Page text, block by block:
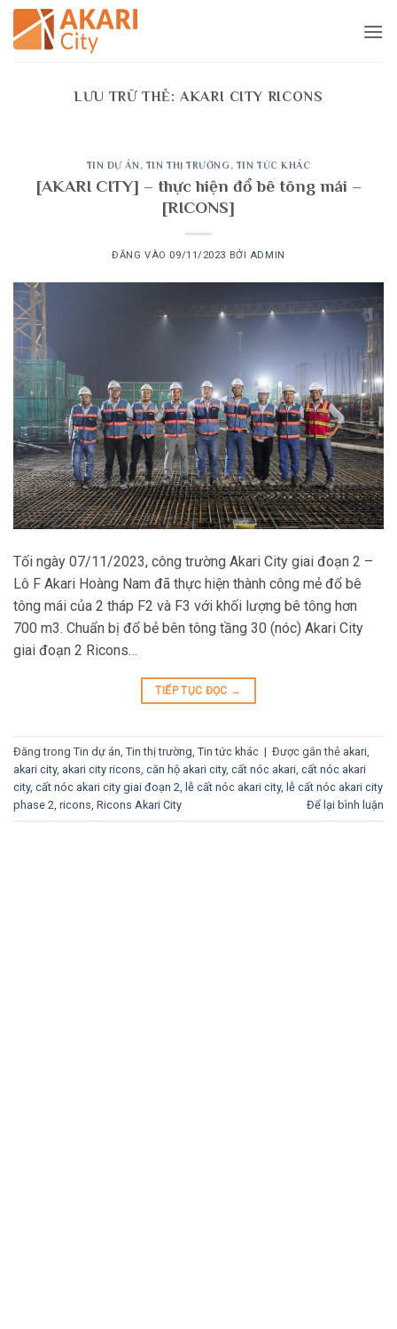
Bỏ
qua
nội
LƯU TRỮ THẺ: AKARI CITY RICONS
TIN DỰ ÁN , TIN THỊ TRƯỜNG, TIN TỨC KHÁC
[AKARI CITY] – thực hiện đổ bê tông mái –
[RICONS]
ĐĂNG VÀO 09/11/2023 BỞI ADMIN
Tối ngày 07/11/2023, công trường Akari City giai đoạn 2 –
Lô F Akari Hoàng Nam đã thực hiện thành công mẻ đổ bê
tông mái của 2 tháp F2 và F3 với khối lượng bê tông hơn
700 m3. Chuẩn bị đổ bẻ bên tông tầng 30 (nóc) Akari City
giai đoạn 2 Ricons…
TIẾP TỤC ĐỌC →
Đăng trong Tin dự án Tin thị trường Tin tức khác | Được gắn thẻ akari
akari city, akari city ricons căn hộ akari city, cất nóc akari cất nóc akari
city, cất nóc akari city giai đoạn 2 lễ cất nóc akari city, lễ cất nóc akari city
phase 2 ricons Ricons Akari City Để lại bình luận